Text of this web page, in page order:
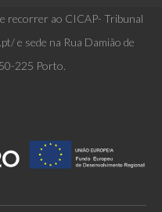
recorrer ao CICAP- Tribunal
e sede na Rua Damião de
225 Porto.